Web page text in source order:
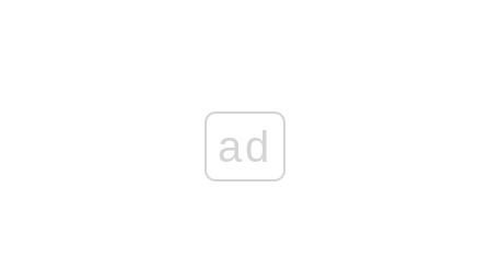
ad